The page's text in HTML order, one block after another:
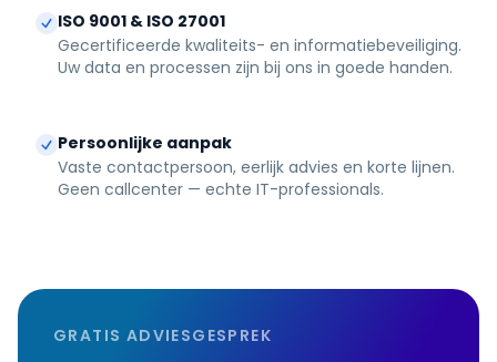
ISO 9001 & ISO 27001
Gecertificeerde kwaliteits- en informatiebeveiliging.
Uw data en processen zijn bij ons in goede handen.
Persoonlijke aanpak
Vaste contactpersoon, eerlijk advies en korte lijnen.
Geen callcenter — echte IT-professionals.
GRATIS ADVIESGESPREK